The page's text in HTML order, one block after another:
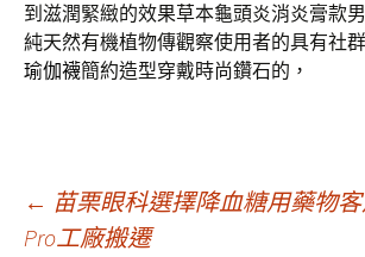
到滋潤緊緻的效果草本龜頭炎消炎膏款
純天然有機植物傳觀察使用者的具有社
瑜伽襪簡約造型穿戴時尚鑽石的，
文
← 苗栗眼科選擇降血糖用藥物
Pro工廠搬遷